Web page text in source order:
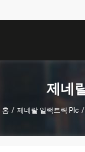
제네
홈 / 제네랄 일랙트릭 Plc /